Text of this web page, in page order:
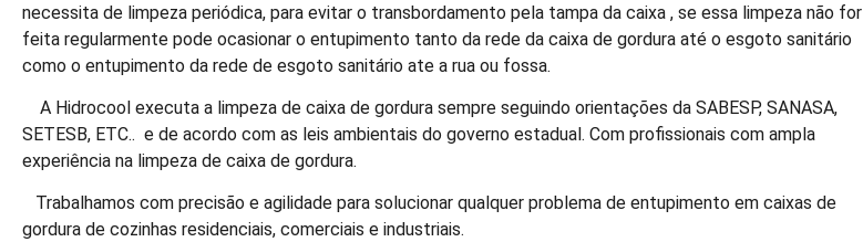
necessita de limpeza periódica, para evitar o transbordamento pela tampa da caixa , se essa limpeza não for
feita regularmente pode ocasionar o entupimento tanto da rede da caixa de gordura até o esgoto sanitário
como o entupimento da rede de esgoto sanitário ate a rua ou fossa.
A Hidrocool executa a limpeza de caixa de gordura sempre seguindo orientações da SABESP, SANASA,
SETESB, ETC.. e de acordo com as leis ambientais do governo estadual. Com profissionais com ampla
experiência na limpeza de caixa de gordura.
Trabalhamos com precisão e agilidade para solucionar qualquer problema de entupimento em caixas de
gordura de cozinhas residenciais, comerciais e industriais.